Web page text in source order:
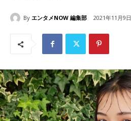
By エンタメNOW 編集部 2021年11月9日